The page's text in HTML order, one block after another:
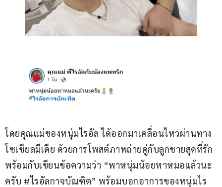
โดยคุณแม่ของหนุ่มไรอัล ได้ออกมาเคลื่อนไหวผ่านทาง
โซเชียลมีเดีย ด้วยการโพสต์ภาพถ่ายคู่กับลูกชายสุดที่รัก
พร้อมกับเขียนข้อความว่า “พาหนุ่มน้อยหาหมอแล้วนะ
ครับ #ไรอัลกาจบัณฑิต” พร้อมบอกอาการของหนุ่มไร